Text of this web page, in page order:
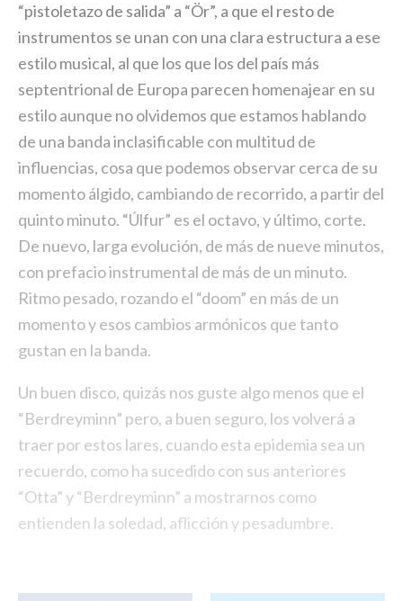
“pistoletazo de salida” a “Ör”, a que el resto de
instrumentos se unan con una clara estructura a ese
estilo musical, al que los que los del país más
septentrional de Europa parecen homenajear en su
estilo aunque no olvidemos que estamos hablando
de una banda inclasificable con multitud de
influencias, cosa que podemos observar cerca de su
momento álgido, cambiando de recorrido, a partir del
quinto minuto. “Úlfur” es el octavo, y último, corte.
De nuevo, larga evolución, de más de nueve minutos,
con prefacio instrumental de más de un minuto.
Ritmo pesado, rozando el “doom” en más de un
momento y esos cambios armónicos que tanto
gustan en la banda.
Un buen disco, quizás nos guste algo menos que el
“Berdreyminn” pero, a buen seguro, los volverá a
traer por estos lares, cuando esta epidemia sea un
recuerdo, como ha sucedido con sus anteriores
“Otta” y “Berdreyminn” a mostrarnos como
entienden la soledad, aflicción y pesadumbre.